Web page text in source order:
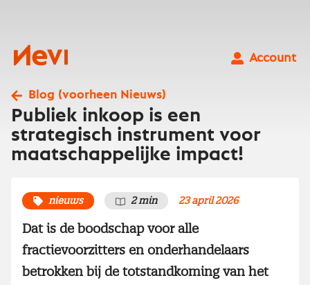
Nevi
Account
Blog (voorheen Nieuws)
Publiek inkoop is een
strategisch instrument voor
maatschappelijke impact!
nieuws 2 min 23 april 2026
Dat is de boodschap voor alle
fractievoorzitters en onderhandelaars
betrokken bij de totstandkoming van het